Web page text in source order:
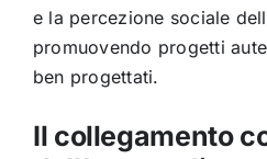
e la percezione sociale
promuovendo progetti
ben progettati.
Il collegamento